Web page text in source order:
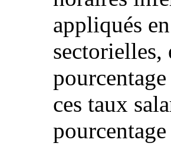
appliqués
sectorielles,
ces taux